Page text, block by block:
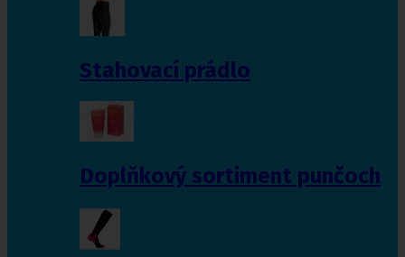
Stahovací prádlo
Doplňkový sortiment punčoch